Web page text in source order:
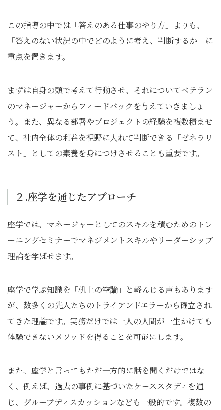
この指導の中では「答えのある仕事のやり方」よりも、
「答えのない状況の中でどのように考え、判断するか」に
重点を置きます。
まずは自身の頭で考えて行動させ、それについてベテラン
のマネージャーからフィードバックを与えていきましょ
う。また、異なる部署やプロジェクトの経験を複数積ませ
て、社内全体の利益を視野に入れて判断できる「ゼネラリ
スト」としての素養を身につけさせることも重要です。
２.座学を通じたアプローチ
座学では、マネージャーとしてのスキルを積むためのトレ
ーニングセミナーでマネジメントスキルやリーダーシップ
理論を学ばせます。
座学で学ぶ知識を「机上の空論」と軽んじる声もあります
が、数多くの先人たちのトライアンドエラーから確立され
てきた理論です。実務だけでは一人の人間が一生かけても
体験できないメソッドを得ることを可能にします。
また、座学と言ってもただ一方的に話を聞くだけではな
く、例えば、過去の事例に基づいたケーススタディを通
じ、グループディスカッションなども一般的です。複数の